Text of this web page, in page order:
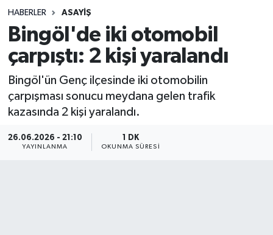
HABERLER ASAYIŞ
Bingöl'de iki otomobil
çarpıştı: 2 kişi yaralandı
Bingöl'ün Genç ilçesinde iki otomobilin
çarpışması sonucu meydana gelen trafik
kazasında 2 kişi yaralandı.
26.06.2026 - 21:10
YAYINLANMA
1 DK
OKUNMA SÜRESI
Spor
Teknoloji
Yaşam